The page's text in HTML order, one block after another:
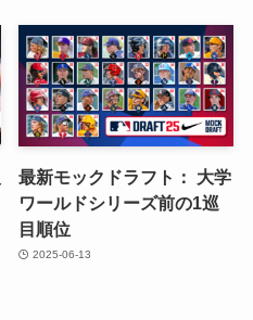
最新モックドラフト： 大学
ワールドシリーズ前の1巡
目順位
2025-06-13